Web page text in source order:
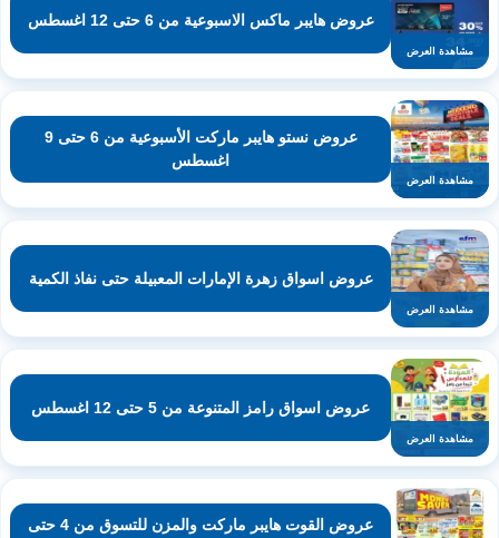
مشاهدة العرض
عروض هايبر ماكس الاسبوعية من 6 حتى 12 اغسطس
مشاهدة العرض
عروض نستو هايبر ماركت الأسبوعية من 6 حتى 9
اغسطس
مشاهدة العرض
عروض اسواق زهرة الإمارات المعبيلة حتى نفاذ الكمية
مشاهدة العرض
عروض اسواق رامز المتنوعة من 5 حتى 12 اغسطس
عروض القوت هايبر ماركت والمزن للتسوق من 4 حتى